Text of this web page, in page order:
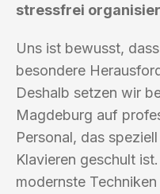
stressfrei
Uns ist bewusst,
besondere
Deshalb setzen wir
Magdeburg auf
Personal, das
Klavieren geschult
modernste